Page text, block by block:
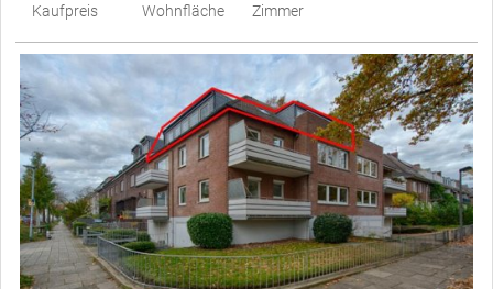
Kaufpreis
Wohnfläche
Zimmer